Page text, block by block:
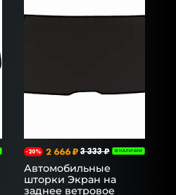
-20% 2 666 ₽ 3 333 ₽ В НАЛИЧИИ
Автомобильные
шторки Экран на
заднее ветровое